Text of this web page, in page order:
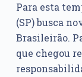
Para esta
(SP) busca
Brasileirão.
que chegou